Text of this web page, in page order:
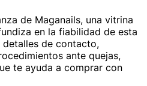
de Maganails, una vitrina
en la fiabilidad de esta
detalles de contacto,
ante quejas,
te ayuda a comprar con